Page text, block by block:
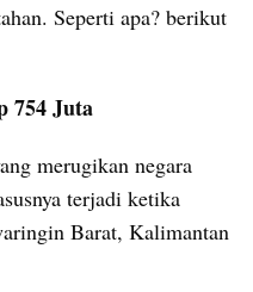
Seperti apa? berikut
754 Juta
merugikan negara
terjadi ketika
Barat, Kalimantan